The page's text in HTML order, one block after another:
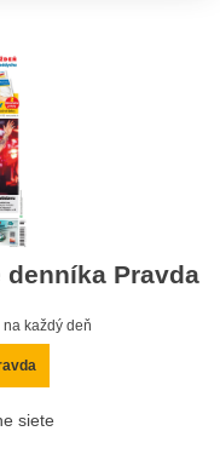
Pravda
každý deň
siete